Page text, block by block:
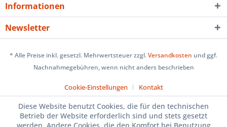
Informationen
Newsletter
* Alle Preise inkl. gesetzl. Mehrwertsteuer zzgl.Versandkosten und ggf.
Nachnahmegebühren, wenn nicht anders beschrieben
Cookie-Einstellungen Kontakt
Diese Website benutzt Cookies, die für den technischen
Betrieb der Website erforderlich sind und stets gesetzt